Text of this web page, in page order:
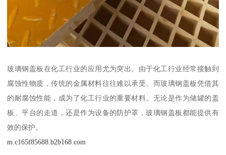
玻璃钢盖板在化工行业的应用尤为突出。由于化工行业经常接触到
腐蚀性物质，传统的金属材料往往难以承受。而玻璃钢盖板凭借其
的耐腐蚀性能，成为了化工行业的重要材料。无论是作为储罐的盖
板、平台的走道，还是作为设备的防护罩，玻璃钢盖板都能提供有
效的保护。
m.c165f85688.b2b168.com